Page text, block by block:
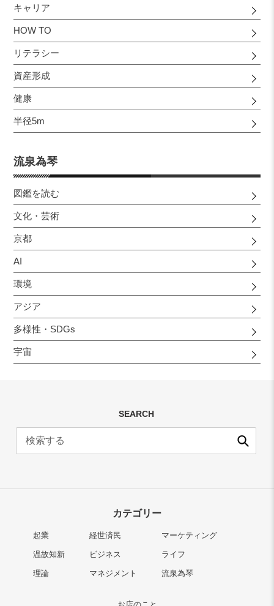
キャリア
HOW TO
リテラシー
資産形成
健康
半径5m
流泉為琴
図鑑を読む
文化・芸術
京都
AI
環境
アジア
多様性・SDGs
宇宙
SEARCH
送
カテゴリー
起業
温故知新
理論
経世済民
ビジネス
マネジメント
マーケティング
ライフ
流泉為琴